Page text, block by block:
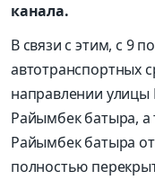
канала.
В связи с этим, с 9
автотранспортных
направлении
Райымбек батыра, а
Райымбек батыра
полностью